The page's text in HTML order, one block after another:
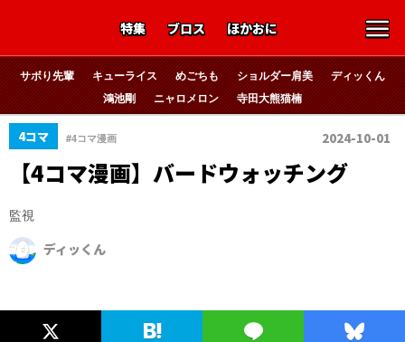
特集 ブロス ほかおに
サボり先輩 キューライス めごちも ショルダー肩美
ディッくん
鴻池剛
ニャロメロン 寺田大熊猫楠
4コマ #4コマ漫画 2024-10-01
【4コマ漫画】バードウォッチング
監視
ディッくん